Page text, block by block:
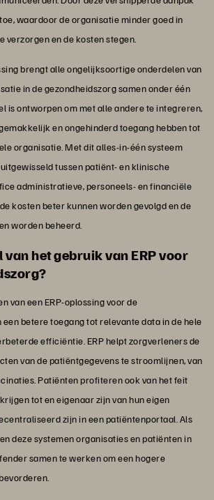
waardoor de organisatie minder goed in
verzorgen en de kosten stegen.
brengt alle ongelijksoortige onderdelen van
in de gezondheidszorg samen onder één
is ontworpen om met alle andere te integreren,
en ongehinderd toegang hebben tot
organisatie. Met dit alles-in-één systeem
tussen patiënt- en klinische
administratieve, personeels- en financiële
kosten beter kunnen worden gevolgd en de
worden beheerd.
van het gebruik van ERP voor
van een ERP-oplossing voor de
betere toegang tot relevante data in de hele
efficiëntie. ERP helpt zorgverleners de
van de patiëntgegevens te stroomlijnen, van
Patiënten profiteren ook van het feit
tot en eigenaar zijn van hun eigen
zijn in een patiëntenportaal. Als
deze systemen organisaties en patiënten in
samen te werken om een hogere